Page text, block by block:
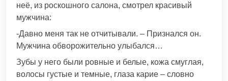
неё, из роскошного салона, смотрел красивый
мужчина:
-Давно меня так не отчитывали. – Признался он.
Мужчина обворожительно улыбался…
Зубы у него были ровные и белые, кожа смуглая,
волосы густые и темные, глаза карие – словно